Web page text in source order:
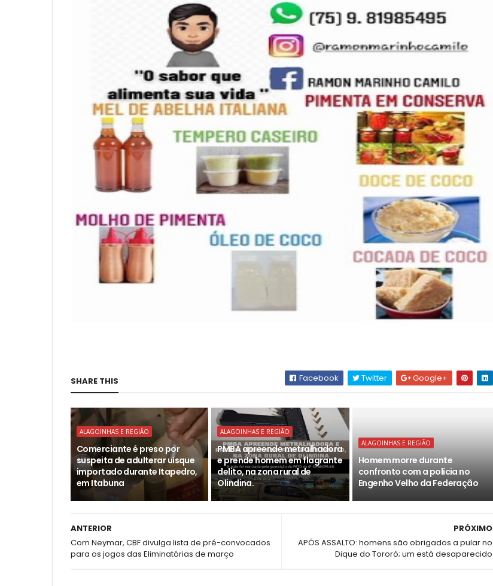
SHARE THIS Facebook Twitter Google+
ALAGOINHAS E REGIÃO
Comerciante é preso por
suspeita de adulterar uísque
importado durante Itapedro,
em Itabuna
ALAGOINHAS E REGIÃO
PMBA apreende metralhadora
e prende homem em flagrante
delito, na zona rural de
Olindina.
ALAGOINHAS E REGIÃO
Homem morre durante
confronto com a polícia no
Engenho Velho da Federação
PRÓXIMO
APÓS ASSALTO: homens são obrigados a pular no
Dique do Tororó; um está desaparecido
ANTERIOR
Com Neymar, CBF divulga lista de pré-convocados
para os jogos das Eliminatórias de março